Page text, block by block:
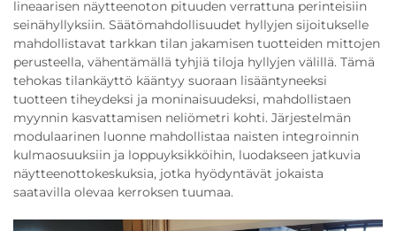
lineaarisen näytteenoton pituuden verrattuna perinteisiin
seinähyllyksiin. Säätömahdollisuudet hyllyjen sijoitukselle
mahdollistavat tarkkan tilan jakamisen tuotteiden mittojen
perusteella, vähentämällä tyhjiä tiloja hyllyjen välillä. Tämä
tehokas tilankäyttö kääntyy suoraan lisääntyneeksi
tuotteen tiheydeksi ja moninaisuudeksi, mahdollistaen
myynnin kasvattamisen neliömetri kohti. Järjestelmän
modulaarinen luonne mahdollistaa naisten integroinnin
kulmaosuuksiin ja loppuyksikköihin, luodakseen jatkuvia
näytteenottokeskuksia, jotka hyödyntävät jokaista
saatavilla olevaa kerroksen tuumaa.